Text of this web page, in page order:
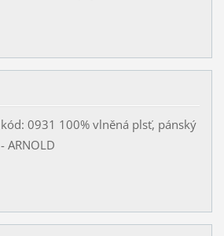
kód: 0931 100% vlněná plsť, pánský
- ARNOLD